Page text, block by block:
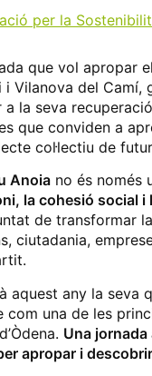
per la
que vol apropar
Vilanova del
la seva
que conviden a
col·lectiu de
Anoia no és només
la cohesió social
de transformar
ciutadania,
aquest any la seva
com una de les
Una
apropar i